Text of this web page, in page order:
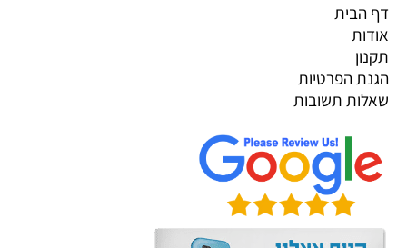
דף הבית
אודות
תקנון
הגנת הפרטיות
שאלות תשובות